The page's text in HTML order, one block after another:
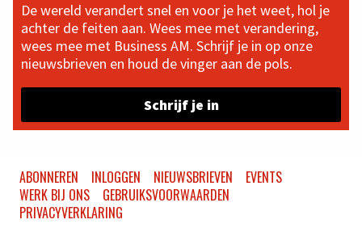
De wereld verandert snel en voor je het weet, hol je
achter de feiten aan. Wees mee met verandering,
wees mee met Business AM. Schrijf je in op onze
nieuwsbrieven en houd de vinger aan de pols.
Schrijf je in
ABONNEREN INLOGGEN NIEUWSBRIEVEN
EVENTS
WERK BIJ ONS
GEBRUIKSVOORWAARDEN
PRIVACYVERKLARING